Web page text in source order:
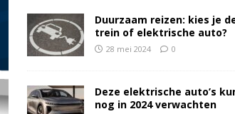
Duurzaam reizen: kies je
trein of elektrische auto?
28 mei 2024 0
Deze elektrische auto’s
nog in 2024 verwachten